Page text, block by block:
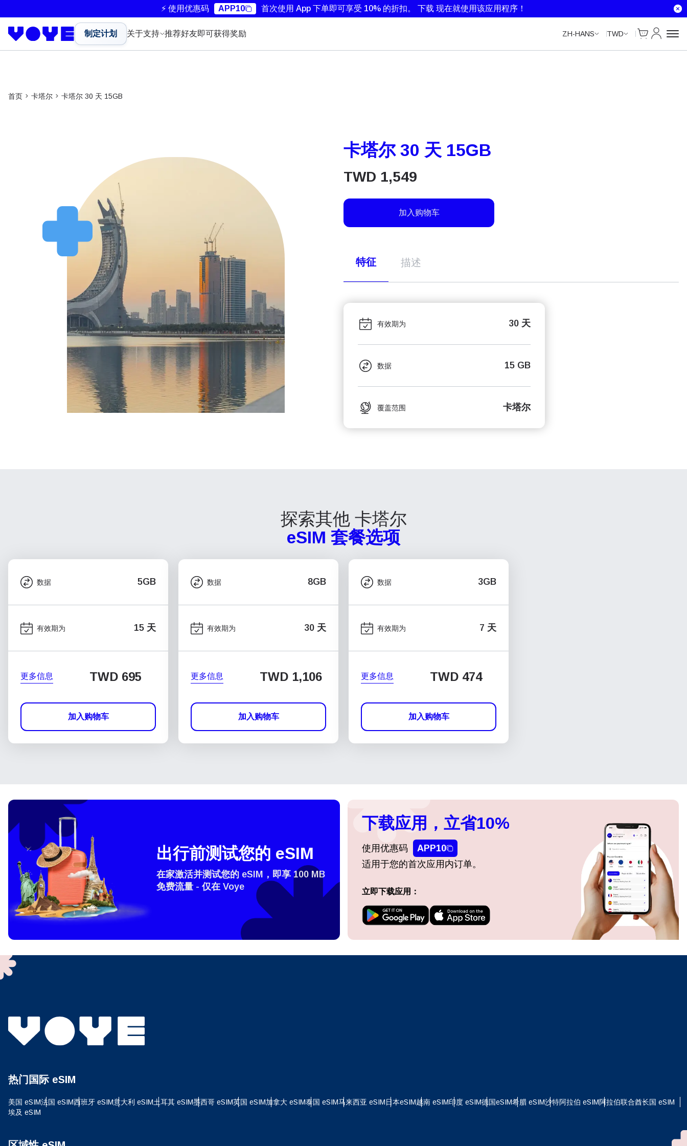
⚡ 使用优惠码 APP10 首次使用 App 下单即可享受 10% 的折扣。 下载 现在就使用该应用程序！
制定计划 关于支持 推荐好友即可获得奖励 ZH-HANS TWD
Cart
我的账户
首页 卡塔尔 卡塔尔 30 天 15GB
卡塔尔 30 天 15GB
TWD 1,549
加入购物车
特征 描述
有效期为 30 天
数据 15 GB
覆盖范围 卡塔尔
探索其他 卡塔尔
eSIM 套餐选项
数据 5GB
有效期为 15 天
更多信息 TWD 695
加入购物车
数据 8GB
有效期为 30 天
更多信息 TWD 1,106
加入购物车
数据 3GB
有效期为 7 天
更多信息 TWD 474
加入购物车
How do I get my eSim?
To get your eSIM, start by checking if your device supports eSIM
They will provide you with a QR code or activation details that you can scan
出行前测试您的 eSIM
在家激活并测试您的 eSIM，即享 100 MB
免费流量 - 仅在 Voye
下载应用，立省10%
使用优惠码
APP10
适用于您的首次应用内订单。
立即下载应用：
热门国际 eSIM
美国 eSIM法国 eSIM西班牙 eSIM意大利 eSIM土耳其 eSIM墨西哥 eSIM英国 eSIM加拿大 eSIM泰国 eSIM马来西亚 eSIM日本eSIM越南 eSIM印度 eSIM德国eSIM希腊 eSIM沙特阿拉伯 eSIM阿拉伯联合酋长国 eSIM
埃及 eSIM
登录或注册